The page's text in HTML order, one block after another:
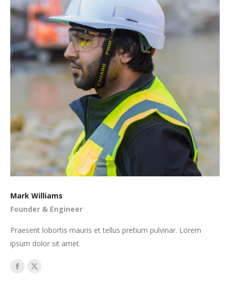
Mark Williams
Founder & Engineer
Praesent lobortis mauris et tellus pretium pulvinar. Lorem
ipsum dolor sit amet.
Facebook
X